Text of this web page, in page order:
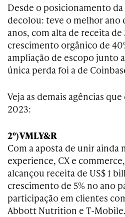
Desde o posicionamento
decolou: teve o melhor ano
anos, com alta de receita
crescimento orgânico de
ampliação de escopo junto
única perda foi a de
Veja as demais agências
2023:
2º) VMLY&R
Com a aposta de unir ainda
experience, CX e
alcançou receita de US$ 1
crescimento de 5% no ano
participação em clientes
Abbott Nutrition e T-Mobile.